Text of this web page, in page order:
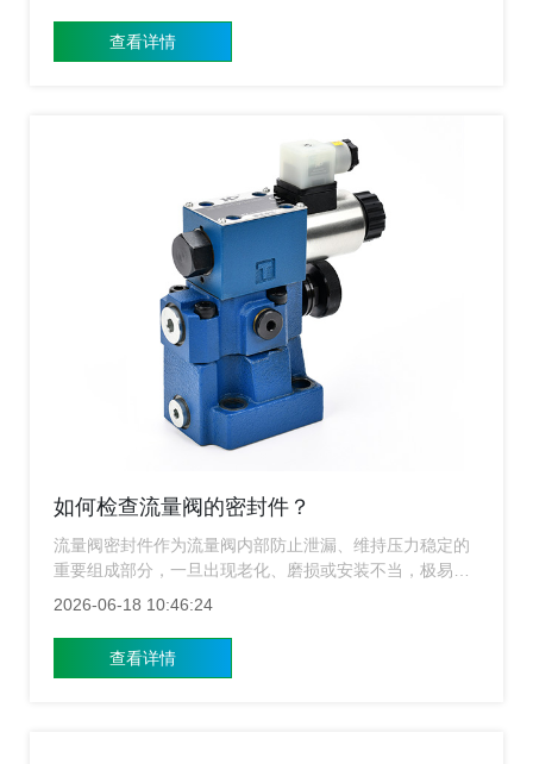
产厂家结合多年经验，为您梳理型材设备流量阀的常见故
障及处理方法。
查看详情
如何检查流量阀的密封件？
流量阀密封件作为流量阀内部防止泄漏、维持压力稳定的
重要组成部分，一旦出现老化、磨损或安装不当，极易引
发内泄、外漏、动作迟缓甚至系统失效等故障，因此定期
运行的关键环节，上海涌镇流量阀生产厂家为您详细讲解
如何科学、规范地检查流量阀的密封件。
2026-06-18 10:46:24
查看详情